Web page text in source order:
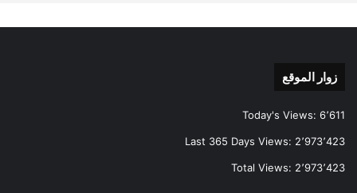
زوار الموقع
Today's Views: 6٬611
Last 365 Days Views: 2٬973٬423
Total Views: 2٬973٬423